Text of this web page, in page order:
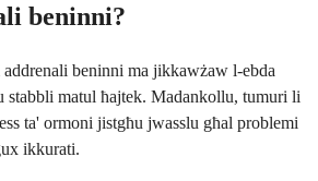
beninni?
beninni ma jikkawżaw l-ebda
matul ħajtek. Madankollu, tumuri li
ta' ormoni jistgħu jwasslu għal problemi
ikkurati.